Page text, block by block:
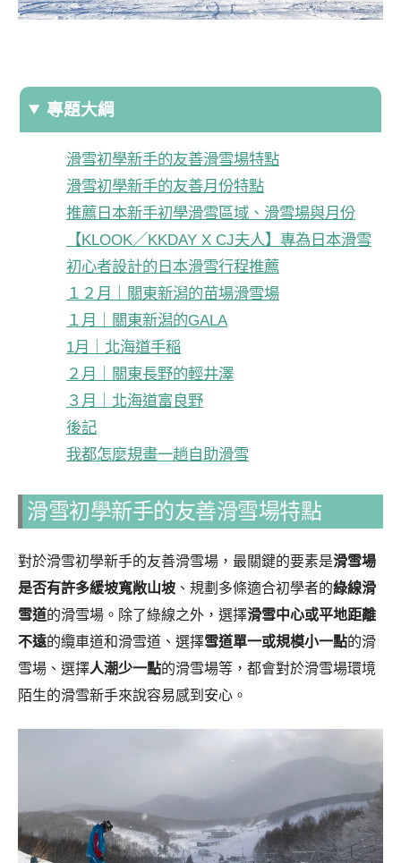
專題大綱
滑雪初學新手的友善滑雪場特點
滑雪初學新手的友善月份特點
推薦日本新手初學滑雪區域、滑雪場與月份
【KLOOK／KKDAY X CJ夫人】專為日本滑雪
初心者設計的日本滑雪行程推薦
１２月｜關東新潟的苗場滑雪場
１月｜關東新潟的GALA
1月｜北海道手稲
２月｜關東長野的輕井澤
３月｜北海道富良野
後記
我都怎麼規畫一趟自助滑雪
滑雪初學新手的友善滑雪場特點
對於滑雪初學新手的友善滑雪場，最關鍵的要素是滑雪場
是否有許多緩坡寬敞山坡、規劃多條適合初學者的綠線滑
雪道的滑雪場。除了綠線之外，選擇滑雪中心或平地距離
不遠的纜車道和滑雪道、選擇雪道單一或規模小一點的滑
雪場、選擇人潮少一點的滑雪場等，都會對於滑雪場環境
陌生的滑雪新手來說容易感到安心。